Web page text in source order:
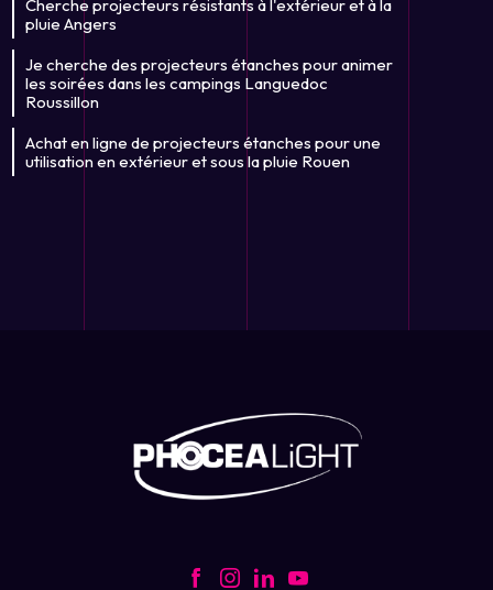
Cherche projecteurs résistants à l'extérieur et à la
pluie Angers
Je cherche des projecteurs étanches pour animer
les soirées dans les campings Languedoc
Roussillon
Achat en ligne de projecteurs étanches pour une
utilisation en extérieur et sous la pluie Rouen